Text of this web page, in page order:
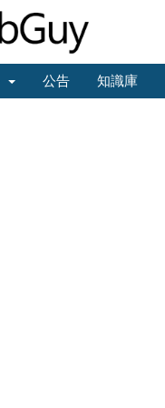
公告 知識庫